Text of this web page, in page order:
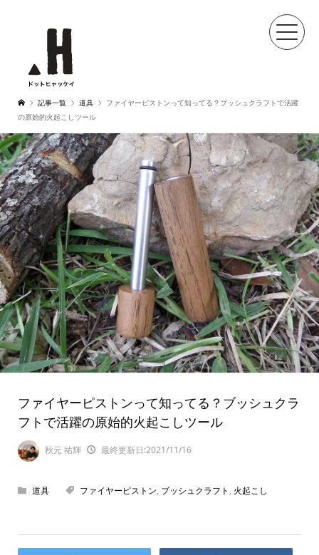
記事一覧 道具
ファイヤーピストンって知ってる？ブッシュクラフトで活躍
の原始的火起こしツール
ファイヤーピストンって知ってる？ブッシュクラ
フトで活躍の原始的火起こしツール
秋元 祐輝 最終更新日:2021/11/16
道具 ファイヤーピストン, ブッシュクラフト , 火起こし